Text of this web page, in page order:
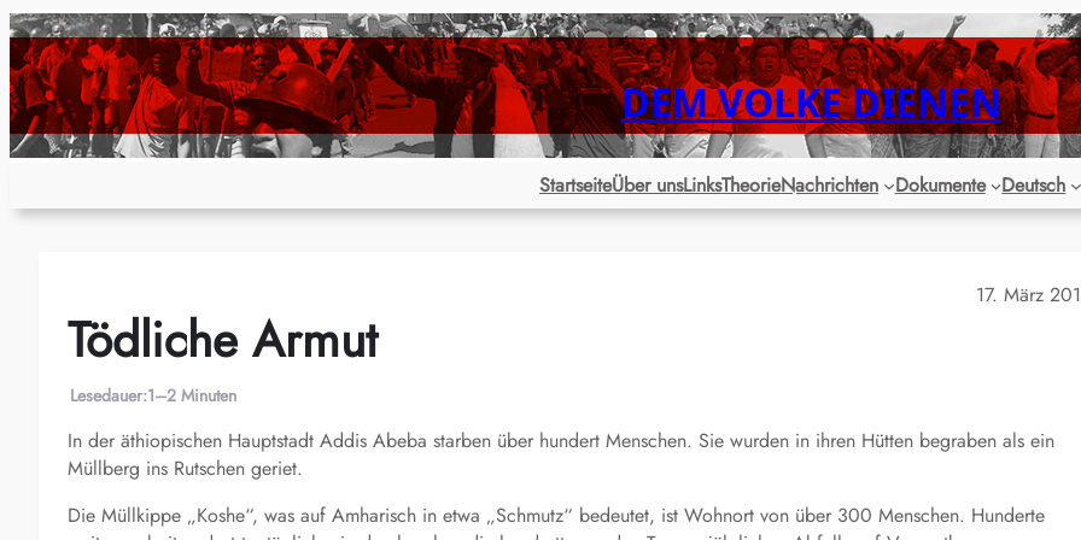
Zum
Inhalt
springen
DEM VOLKE DIENEN
StartseiteÜber unsLinksTheorieNachrichten Dokumente Deutsch
17. März
Tödliche Armut
Lesedauer:1–2 Minuten
In der äthiopischen Hauptstadt Addis Abeba starben über hundert Menschen. Sie wurden in ihren Hütten begraben als ein
Müllberg ins Rutschen geriet.
Die Müllkippe „Koshe“, was auf Amharisch in etwa „Schmutz“ bedeutet, ist Wohnort von über 300 Menschen. Hunderte